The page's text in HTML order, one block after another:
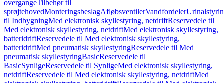
overgangeTilbehør til
sprøjtehovedMonteringsbeslagAfløbsventilerVandfordeler
til IndbygningMed elektronisk skyllestyring, netdriftReservedele til
Med elektronisk skyllestyring, netdriftMed elektronisk skyllestyring,
batteridriftReservedele til Med elektronisk skyllestyring,
batteridriftMed pneumatisk skyllestyringReservedele til Med
pneumatisk skyllestyringBasicReservedele til
BasicSynligeReservedele til SynligeMed elektronisk skyllestyring,
netdriftReservedele til Med elektronisk skyllestyring, netdriftMed